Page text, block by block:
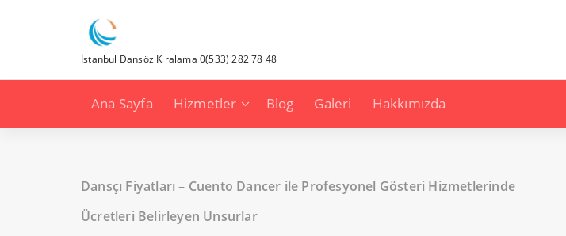
İstanbul Dansöz Kiralama 0(533) 282 78 48
Ana Sayfa Hizmetler Blog Galeri Hakkımızda
Dansçı Fiyatları – Cuento Dancer ile Profesyonel Gösteri Hizmetlerinde
Ücretleri Belirleyen Unsurlar